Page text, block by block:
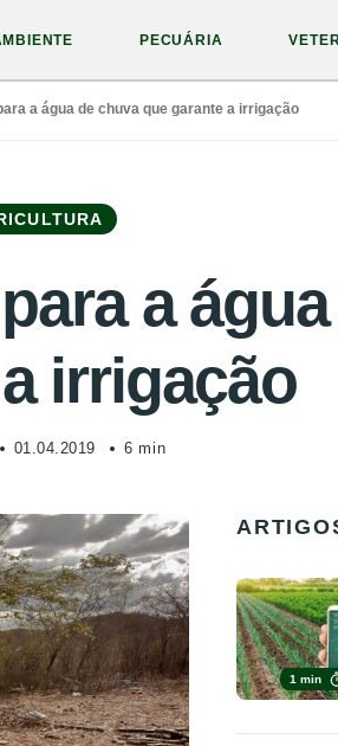
PECUÁRIA
a água de chuva que garante a irrigação
a
irrigação
01.04.2019 6 min
1 min